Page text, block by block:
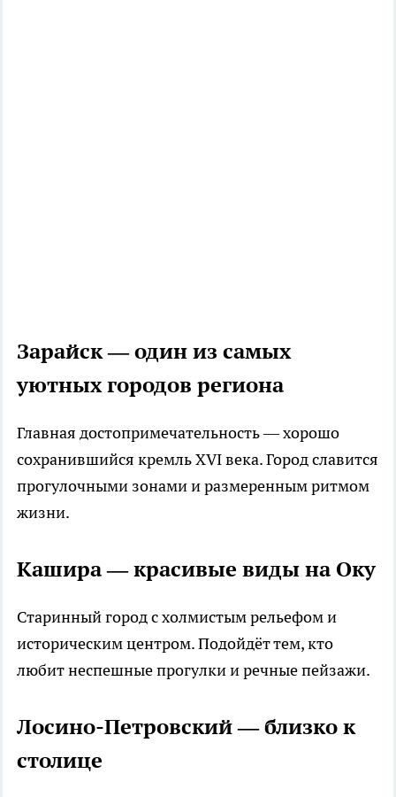
Зарайск — один из самых
уютных городов региона
Главная достопримечательность — хорошо
сохранившийся кремль XVI века. Город славится
прогулочными зонами и размеренным ритмом
жизни.
Кашира — красивые виды на Оку
Старинный город с холмистым рельефом и
историческим центром. Подойдёт тем, кто
любит неспешные прогулки и речные пейзажи.
Лосино-Петровский — близко к
столице